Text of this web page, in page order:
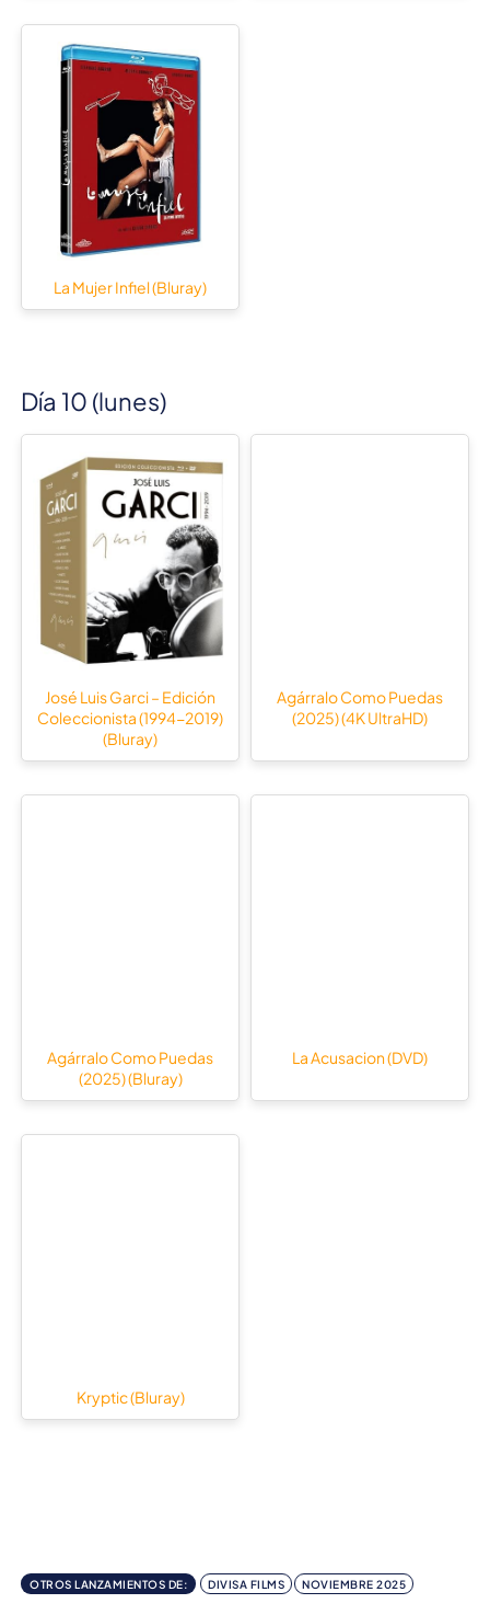
La Mujer Infiel (Bluray)
Día 10 (lunes)
José Luis Garci – Edición
Coleccionista (1994-2019)
(Bluray)
Agárralo Como Puedas
(2025) (4K UltraHD)
Agárralo Como Puedas
(2025) (Bluray)
La Acusacion (DVD)
Kryptic (Bluray)
OTROS LANZAMIENTOS DE: DIVISA FILMS NOVIEMBRE 2025